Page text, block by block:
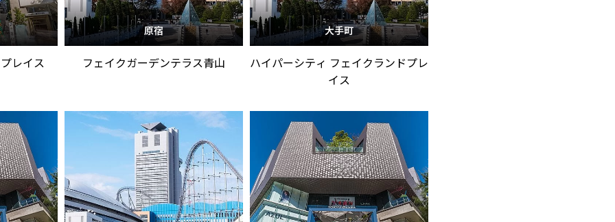
レイス
原宿
フェイクガーデンテラス青山
大手町
ハイパーシティ フェイクランドプレ
イス